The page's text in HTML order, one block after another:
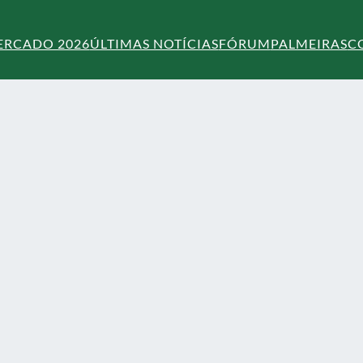
2026ÚLTIMAS NOTÍCIASFÓRUMPALMEIRAS